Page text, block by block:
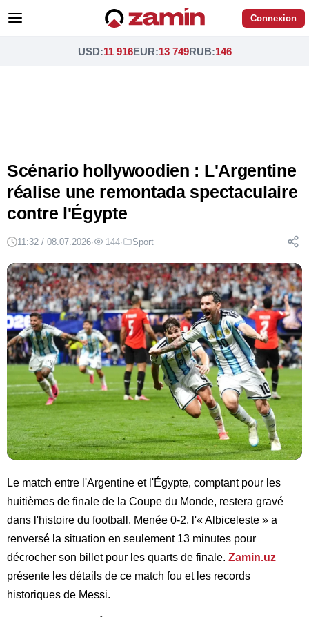
Connexion
USD:11 916EUR:13 749RUB:146
Scénario hollywoodien : L'Argentine
réalise une remontada spectaculaire
contre l'Égypte
11:32 / 08.07.2026· 144· Sport
Le match entre l'Argentine et l'Égypte, comptant pour les
huitièmes de finale de la Coupe du Monde, restera gravé
dans l'histoire du football. Menée 0-2, l'« Albiceleste » a
renversé la situation en seulement 13 minutes pour
décrocher son billet pour les quarts de finale. Zamin.uz
présente les détails de ce match fou et les records
historiques de Messi.